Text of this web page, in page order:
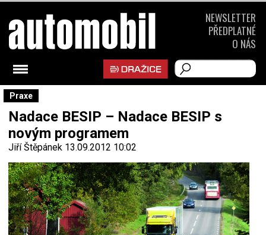
Praxe
Nadace BESIP – Nadace BESIP s
novým programem
Jiří Štěpánek 13.09.2012 10:02
NEWSLETTER
PŘEDPLATNÉ
O NÁS